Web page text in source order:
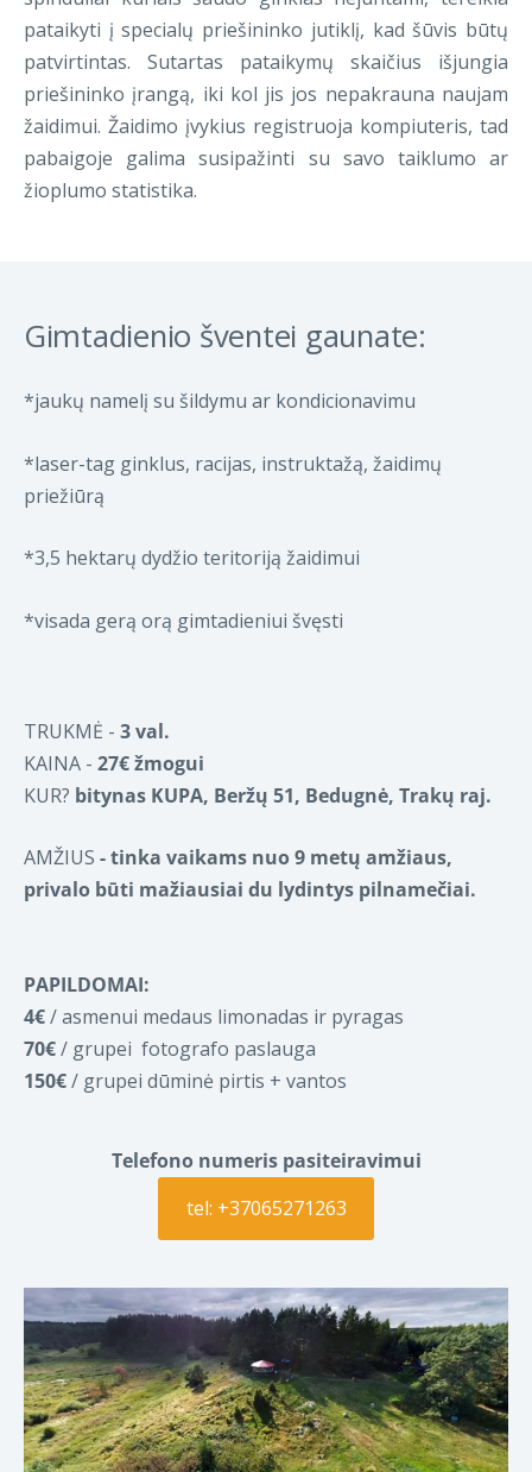
pataikyti į specialų priešininko jutiklį, kad šūvis būtų
patvirtintas. Sutartas pataikymų skaičius išjungia
priešininko įrangą, iki kol jis jos nepakrauna naujam
žaidimui. Žaidimo įvykius registruoja kompiuteris, tad
pabaigoje galima susipažinti su savo taiklumo ar
žioplumo statistika.
Gimtadienio šventei gaunate:
*jaukų namelį su šildymu ar kondicionavimu
*laser-tag ginklus, racijas, instruktažą, žaidimų
priežiūrą
*3,5 hektarų dydžio teritoriją žaidimui
*visada gerą orą gimtadieniui švęsti
TRUKMĖ - 3 val.
KAINA - 27€ žmogui
KUR? bitynas KUPA, Beržų 51, Bedugnė, Trakų raj.
AMŽIUS -tinka vaikams nuo 9 metų amžiaus,
privalo būti mažiausiai du lydintys pilnamečiai.
PAPILDOMAI:
4€/ asmenui medaus limonadas ir pyragas
70€/ grupei fotografo paslauga
150€/ grupei dūminė pirtis + vantos
Telefono numeris pasiteiravimui
tel: +37065271263